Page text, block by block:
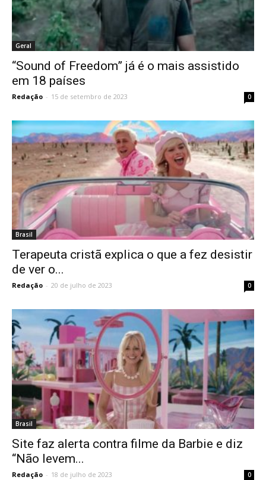
Geral
“Sound of Freedom” já é o mais assistido
em 18 países
Redação - 15 de setembro de 2023 0
Brasil
Terapeuta cristã explica o que a fez desistir
de ver o...
Redação - 20 de julho de 2023 0
Brasil
Site faz alerta contra filme da Barbie e diz
“Não levem...
Redação - 18 de julho de 2023 0